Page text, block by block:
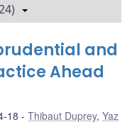
and
Ahead
18 Thibaut Duprey, Yaz